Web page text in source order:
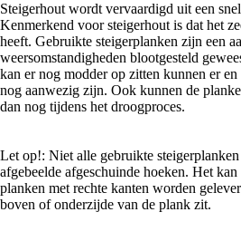
Steigerhout wordt vervaardigd uit een
Kenmerkend voor steigerhout is dat het
heeft. Gebruikte steigerplanken zijn een
weersomstandigheden blootgesteld
kan er nog modder op zitten kunnen er
nog aanwezig zijn. Ook kunnen de
dan nog tijdens het droogproces.
Let op!: Niet alle gebruikte
afgebeelde afgeschuinde hoeken. Het
planken met rechte kanten worden
boven of onderzijde van de plank zit.